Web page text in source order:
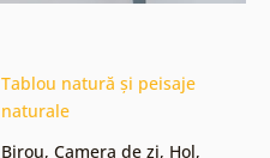
Tablou natură și peisaje
naturale
Birou, Camera de zi, Hol,